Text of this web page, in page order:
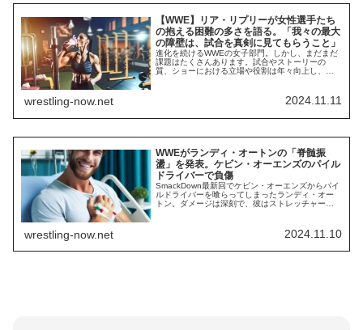
【WWE】リア・リプリーが女性選手たち
の抱える困難の多さを語る。「我々の最大
の障壁は、試合を真剣に見てもらうこと」
進化を続けるWWEの女子部門。しかし、まだまだ
課題はたくさんあります。試合やストーリーの
質、ショーにおける立場や役割は年々向上し、
目を集めています。ベッキー・リンチやベイリ
ー、シャーロット・フレアーらの世代の努力は確
wrestling-now.net 2024.11.11
WWEがランディ・オートンの「脊髄振
盪」を発表。ケビン・オーエンズのパイル
ドライバーで負傷
SmackDown最新回でケビン・オーエンズからパイ
ルドライバーを喰らってしまったランディ・オー
トン。ダメージは深刻で、彼はストレッチャーに
you??? Absolutely disgusting. This has gone ...
wrestling-now.net 2024.11.10